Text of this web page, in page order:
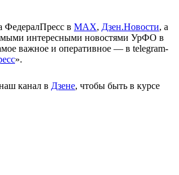
ФедералПресс в МАХ, Дзен.Новости, а
интересными новостями УрФО в
важное и оперативное — в telegram-
».
канал в Дзене, чтобы быть в курсе